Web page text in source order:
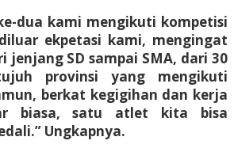
dua kami mengikuti kompetisi
ekpetasi kami, mengingat
jenjang SD sampai SMA, dari 30
provinsi yang mengikuti
berkat kegigihan dan kerja
biasa, satu atlet kita bisa
Ungkapnya.